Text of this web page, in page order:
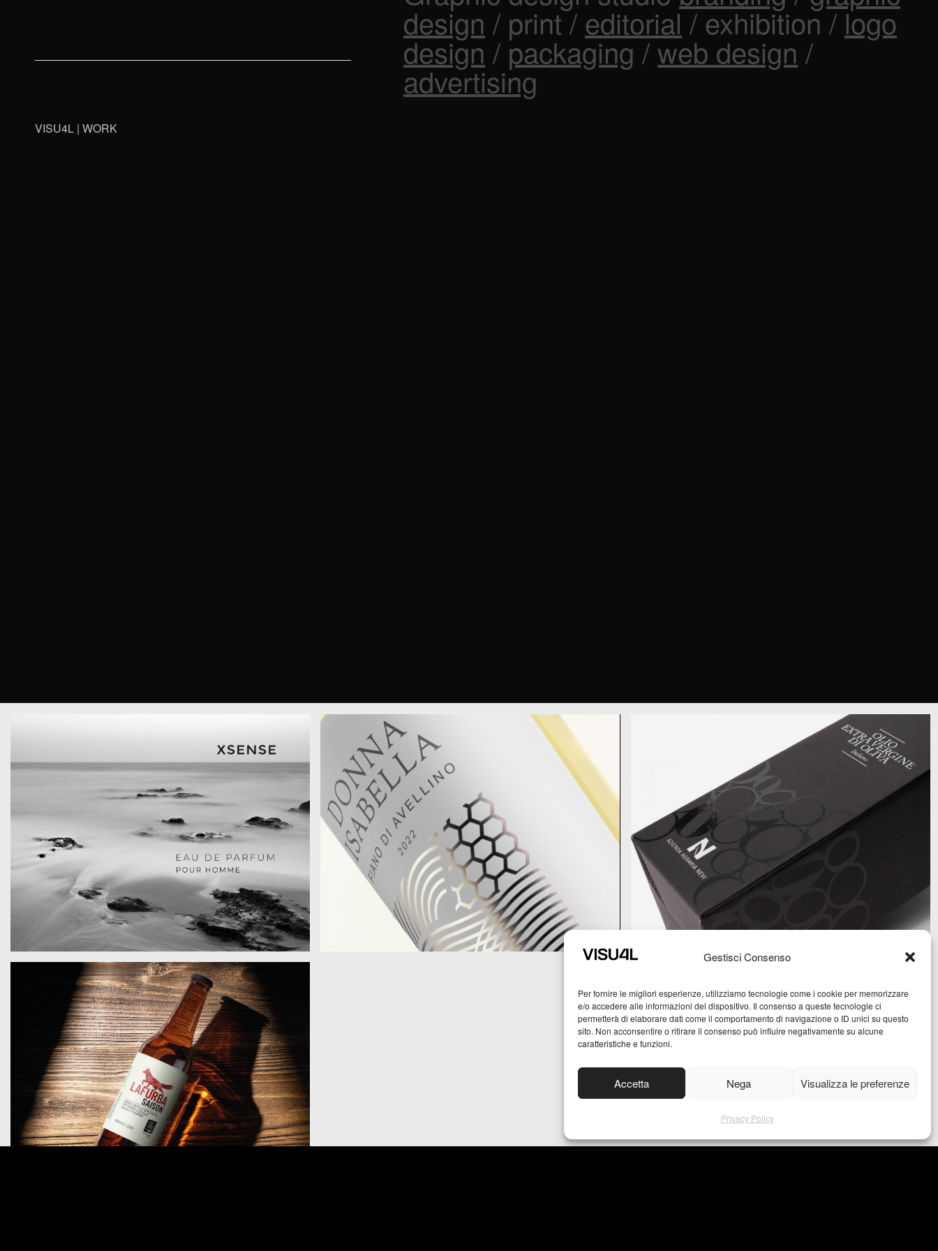
Gestisci Consenso
Per fornire le migliori esperienze, utilizziamo tecnologie come i cookie per memorizzare
e/o accedere alle informazioni del dispositivo. Il consenso a queste tecnologie ci
permetterà di elaborare dati come il comportamento di navigazione o ID unici su questo
sito. Non acconsentire o ritirare il consenso può influire negativamente su alcune
caratteristiche e funzioni.
Accetta Nega Visualizza le preferenze
Privacy Policy
VISU4L | WORK
design / print / editorial/ exhibition /logo
design/ packaging/web design /
advertising
XSense
Fragrances
-
packaging
Donna Isabella – Fiano di
Avellino
Terre di Lavinia, Alberto Gambini
packaging
Olio extravergine di oliva
Azienda agricola Nevi
packaging
La Furba Saison
Cooperativa Sociale Terre Umbre